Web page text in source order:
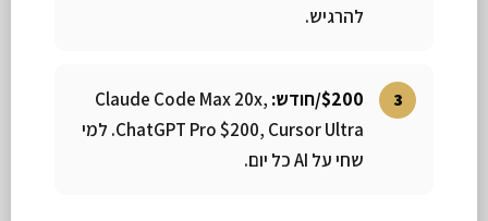
להרגיש.
$200/חודש:
Claude Code Max 20x,
ChatGPT Pro $200, Cursor Ultra. למי
שחי על AI כל יום.